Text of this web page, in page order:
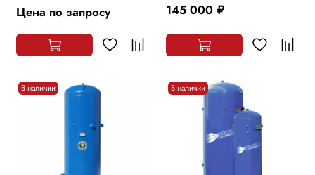
Цена по запросу 145 000 руб.
В наличии В наличии